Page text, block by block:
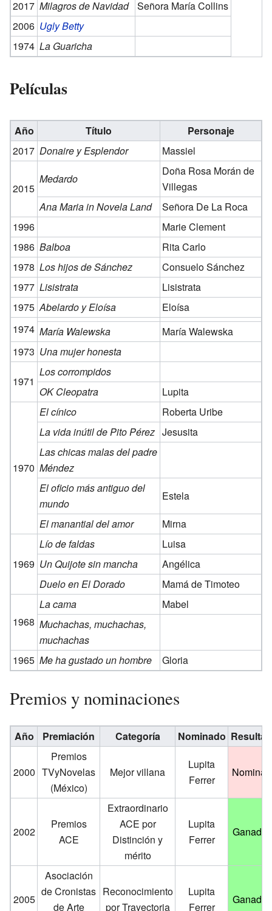
2017 Milagros de Navidad
Señora María Collins
2006 Ugly Betty
1974 La Guaricha
Películas
Año Título
Personaje
2017 Donaire y Esplendor Massiel
2015
Medardo
Doña Rosa Morán de
Villegas
Ana Maria in Novela Land
Señora De La Roca
1996
Marie Clement
1986 Balboa
Rita Carlo
1978 Los hijos de Sánchez
Consuelo Sánchez
1977 Lisistrata
Lisistrata
1975 Abelardo y Eloísa
Eloísa
1974 María Walewska
María Walewska
1973 Una mujer honesta
1971
Los corrompidos
OK Cleopatra
Lupita
1970
El cínico
Roberta Uribe
La vida inútil de Pito Pérez Jesusita
Las chicas malas del padre
Méndez
El oficio más antiguo del
mundo
Estela
El manantial del amor
Mirna
1969
Lío de faldas
Luisa
Un Quijote sin mancha
Angélica
Duelo en El Dorado
Mamá de Timoteo
1968
La cama
Mabel
Muchachas, muchachas,
muchachas
1965 Me ha gustado un hombre Gloria
Premios y nominaciones
Año Premiación Categoría Nominado
2000
Premios
TVyNovelas
(México)
Mejor villana
Lupita
Ferrer
2002
Premios
ACE
Extraordinario
ACE por
Distinción y
mérito
Lupita
Ferrer
2005
Asociación
de Cronistas
de Arte
Reconocimiento
por Trayectoria
Lupita
Ferrer